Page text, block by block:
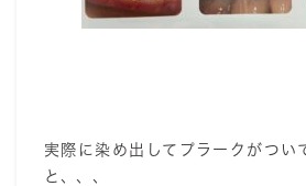
実際に染め出してプラークがつい
と、、、